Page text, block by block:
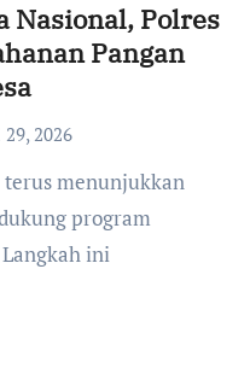
Nasional, Polres
Pangan
2026
program
ini